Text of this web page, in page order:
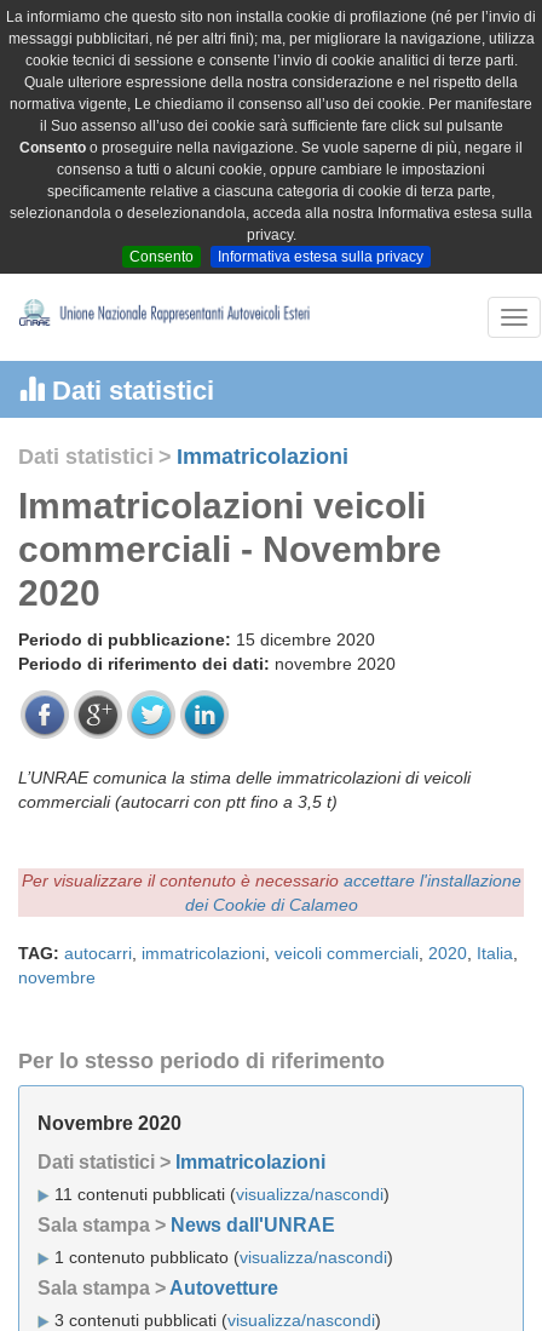
La informiamo che questo sito non installa cookie di profilazione (né per l’invio di
messaggi pubblicitari, né per altri fini); ma, per migliorare la navigazione, utilizza
cookie tecnici di sessione e consente l’invio di cookie analitici di terze parti.
Quale ulteriore espressione della nostra considerazione e nel rispetto della
normativa vigente, Le chiediamo il consenso all’uso dei cookie. Per manifestare
il Suo assenso all’uso dei cookie sarà sufficiente fare click sul pulsante
Consento o proseguire nella navigazione. Se vuole saperne di più, negare il
consenso a tutti o alcuni cookie, oppure cambiare le impostazioni
specificamente relative a ciascuna categoria di cookie di terza parte,
selezionandola o deselezionandola, acceda alla nostra Informativa estesa sulla
privacy.
Consento
Informativa estesa sulla privacy
Dati statistici
Dati statistici > Immatricolazioni
Immatricolazioni veicoli
commerciali - Novembre
2020
Periodo di pubblicazione: 15 dicembre 2020
Periodo di riferimento dei dati: novembre 2020
L’UNRAE comunica la stima delle immatricolazioni di veicoli
commerciali (autocarri con ptt fino a 3,5 t)
Per visualizzare il contenuto è necessario accettare l'installazione
dei Cookie di Calameo
TAG: autocarri immatricolazioni veicoli commerciali 2020 Italia
novembre
Per lo stesso periodo di riferimento
Novembre 2020
Dati statistici > Immatricolazioni
11 contenuti pubblicati (visualizza/nascondi)
Sala stampa > News dall'UNRAE
1 contenuto pubblicato (visualizza/nascondi)
Sala stampa > Autovetture
3 contenuti pubblicati (visualizza/nascondi)